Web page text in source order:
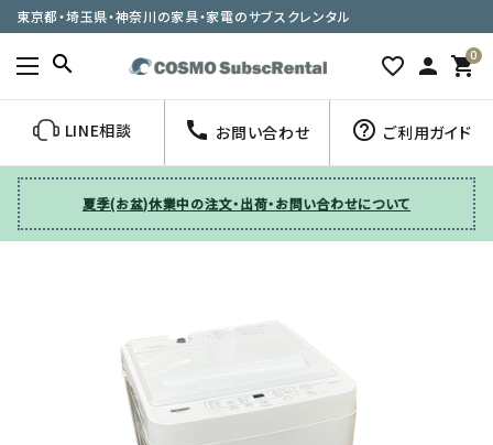
東京都・埼玉県・神奈川の家具・家電のサブスクレンタル
search favorite_border person 0
shopping_cart
LINE相談 call お問い合わせ help_outline ご利用ガイド
夏季(お盆)休業中の注文・出荷・お問い合わせについて